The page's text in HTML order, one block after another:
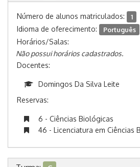
Número de alunos matriculados: 1
Idioma de oferecimento: Português
Horários/Salas:
Não possui horários cadastrados.
Docentes:
Domingos Da Silva Leite
Reservas:
6 - Ciências Biológicas
46 - Licenciatura em Ciências